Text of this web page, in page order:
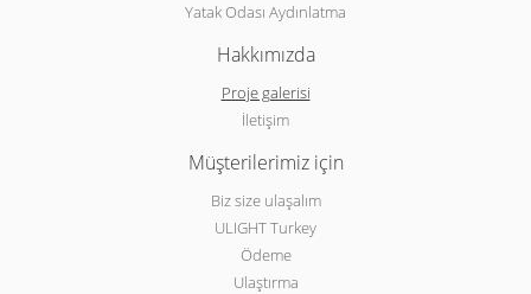
Yatak Odası Aydınlatma
Hakkımızda
Proje galerisi
İletişim
Müşterilerimiz için
Biz size ulaşalım
ULIGHT Turkey
Ödeme
Ulaştırma